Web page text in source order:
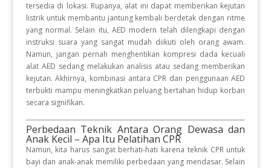
tersedia di lokasi. Rupanya, alat ini dapat memberikan kejutan
listrik untuk membantu jantung kembali berdetak dengan ritme
yang normal. Selain itu, AED modern telah dilengkapi dengan
instruksi suara yang sangat mudah diikuti oleh orang awam.
Namun, jangan pernah menghentikan kompresi dada kecuali
alat AED sedang melakukan analisis atau sedang memberikan
kejutan.Akhirnya, kombinasi antara CPR dan penggunaan AED
terbukti mampu meningkatkan peluang bertahan hidup korban
secara signifikan.
Perbedaan Teknik Antara Orang Dewasa dan
Anak Kecil – Apa Itu Pelatihan CPR
Namun, kita harus sangat berhati-hati karena teknik CPR untuk
bayi dan anak-anak memiliki perbedaan yang mendasar. Selain